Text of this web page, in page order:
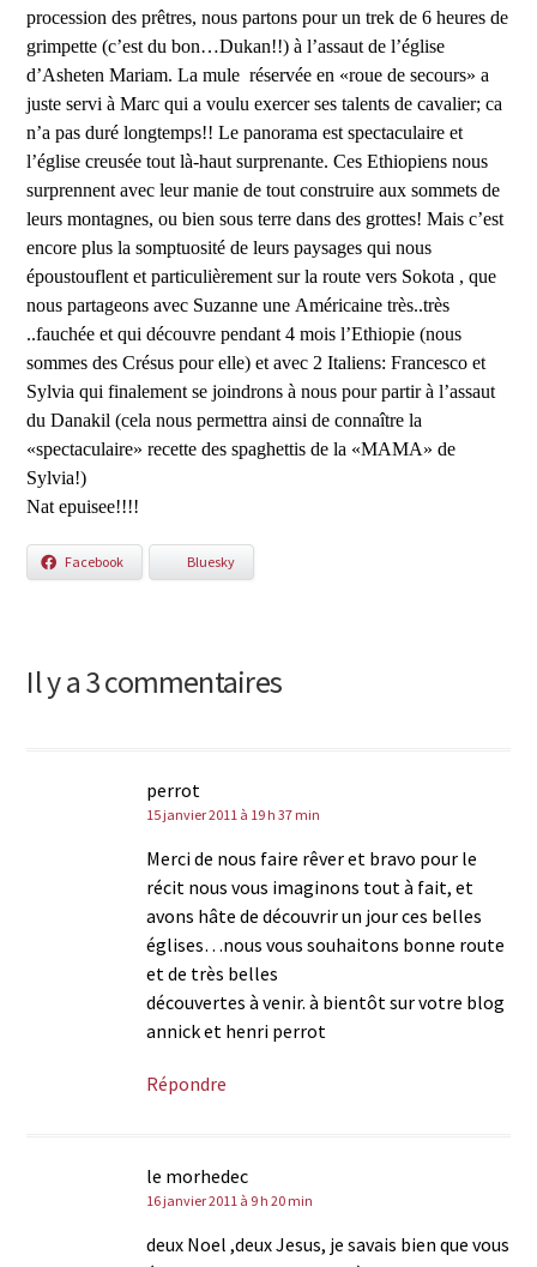
procession des prêtres, nous partons pour un trek de 6 heures de
grimpette (c’est du bon…Dukan!!) à l’assaut de l’église
d’Asheten Mariam. La mule réservée en «roue de secours» a
juste servi à Marc qui a voulu exercer ses talents de cavalier; ca
n’a pas duré longtemps!! Le panorama est spectaculaire et
l’église creusée tout là-haut surprenante. Ces Ethiopiens nous
surprennent avec leur manie de tout construire aux sommets de
leurs montagnes, ou bien sous terre dans des grottes! Mais c’est
encore plus la somptuosité de leurs paysages qui nous
époustouflent et particulièrement sur la route vers Sokota , que
nous partageons avec Suzanne une Américaine très..très
..fauchée et qui découvre pendant 4 mois l’Ethiopie (nous
sommes des Crésus pour elle) et avec 2 Italiens: Francesco et
Sylvia qui finalement se joindrons à nous pour partir à l’assaut
du Danakil (cela nous permettra ainsi de connaître la
«spectaculaire» recette des spaghettis de la «MAMA» de
Sylvia!)
Nat epuisee!!!!
Facebook Bluesky
Il y a 3 commentaires
perrot
15 janvier 2011 à 19 h 37 min
Merci de nous faire rêver et bravo pour le
récit nous vous imaginons tout à fait, et
avons hâte de découvrir un jour ces belles
églises…nous vous souhaitons bonne route
et de très belles
découvertes à venir. à bientôt sur votre blog
annick et henri perrot
Répondre
le morhedec
16 janvier 2011 à 9 h 20 min
deux Noel ,deux Jesus, je savais bien que vous